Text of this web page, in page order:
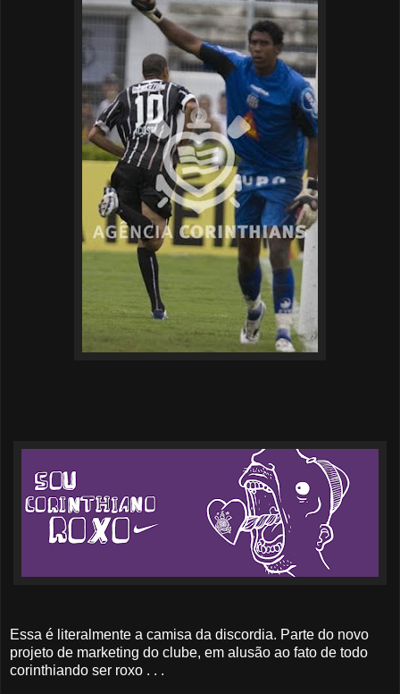
Essa é literalmente a camisa da discordia. Parte do novo
projeto de marketing do clube, em alusão ao fato de todo
corinthiando ser roxo . . .